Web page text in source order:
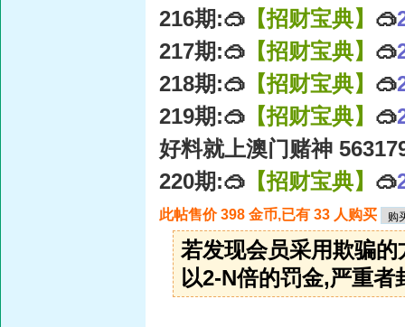
216期:🥽 【招财宝典】 🥽
217期:🥽 【招财宝典】 🥽
218期:🥽 【招财宝典】 🥽
219期:🥽 【招财宝典】 🥽
好料就上澳门赌神
220期:🥽 【招财宝典】 🥽
此帖售价 398 金币,已有 33 人购买
若发现会员采用欺骗
以2-N倍的罚金,严重者